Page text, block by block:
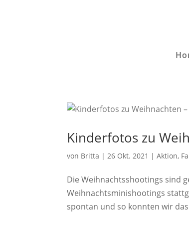
Kinderfotos zu
von Britta |26 Okt. 2021 |Aktion,
Die Weihnachtsshootings sind
Weihnachtsminishootings
spontan und so konnten wir